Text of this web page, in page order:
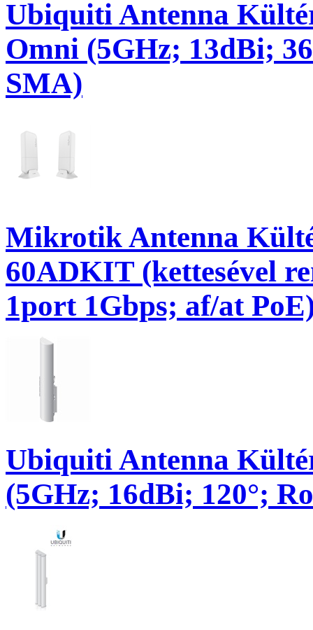
Ubiquiti Antenna
Omni (5GHz; 13dBi;
SMA)
Mikrotik Antenna
60ADKIT (kettesével
1port 1Gbps; af/at
Ubiquiti Antenna
(5GHz; 16dBi; 120°;